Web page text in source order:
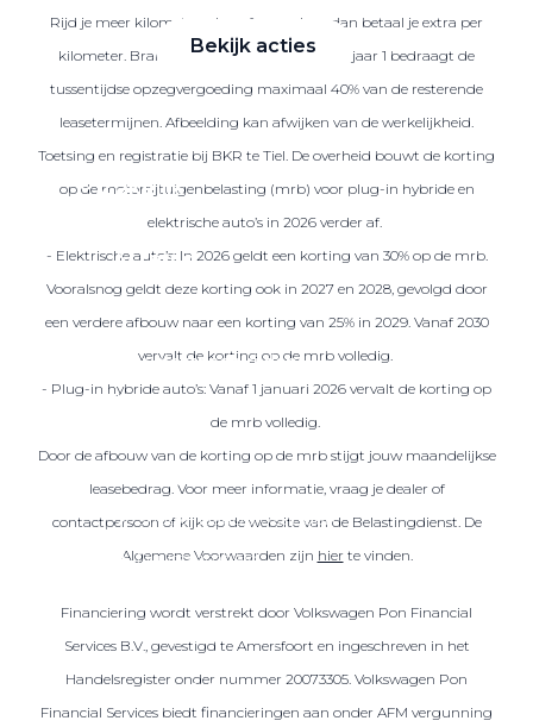
Bekijk acties
Zakelijk
Terug
Over elektrisch rijden
Over elektrisch rijden
Onderhoud en kosten
Shuttel laadoplossingen
Duurzaamheid
Veelgestelde vragen
Aanbod elektrisch
Rijd je meer kilometers dan afgesproken, dan betaal je extra per
kilometer. Brandstof is niet inbegrepen. Na jaar 1 bedraagt de
tussentijdse opzegvergoeding maximaal 40% van de resterende
leasetermijnen. Afbeelding kan afwijken van de werkelijkheid.
Toetsing en registratie bij BKR te Tiel. De overheid bouwt de korting
op de motorrijtuigenbelasting (mrb) voor plug-in hybride en
elektrische auto’s in 2026 verder af.
- Elektrische auto’s: In 2026 geldt een korting van 30% op de mrb.
Vooralsnog geldt deze korting ook in 2027 en 2028, gevolgd door
een verdere afbouw naar een korting van 25% in 2029. Vanaf 2030
vervalt de korting op de mrb volledig.
- Plug-in hybride auto’s: Vanaf 1 januari 2026 vervalt de korting op
de mrb volledig.
Door de afbouw van de korting op de mrb stijgt jouw maandelijkse
leasebedrag. Voor meer informatie, vraag je dealer of
contactpersoon of kijk op de website van de Belastingdienst. De
Algemene Voorwaarden zijn hier te vinden.
Financiering wordt verstrekt door Volkswagen Pon Financial
Services B.V., gevestigd te Amersfoort en ingeschreven in het
Handelsregister onder nummer 20073305. Volkswagen Pon
Financial Services biedt financieringen aan onder AFM vergunning